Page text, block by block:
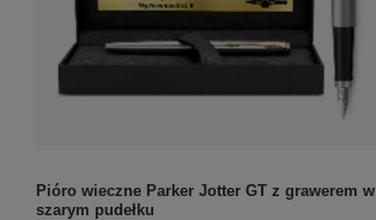
Pióro wieczne Parker Jotter GT z grawerem w
szarym pudełku